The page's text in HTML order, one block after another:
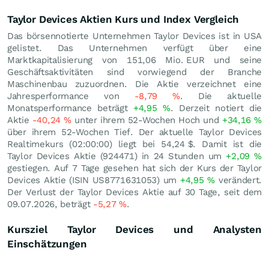
Taylor Devices Aktien Kurs und Index Vergleich
Das börsennotierte Unternehmen Taylor Devices ist in USA
gelistet. Das Unternehmen verfügt über eine
Marktkapitalisierung von 151,06 Mio. EUR und seine
Geschäftsaktivitäten sind vorwiegend der Branche
Maschinenbau zuzuordnen. Die Aktie verzeichnet eine
Jahresperformance von -8,79%. Die aktuelle
Monatsperformance beträgt +4,95%. Derzeit notiert die
Aktie -40,24%unter ihrem 52-Wochen Hoch und +34,16%
über ihrem 52-Wochen Tief. Der aktuelle Taylor Devices
Realtimekurs (02:00:00) liegt bei 54,24 $. Damit ist die
Taylor Devices Aktie (924471) in 24 Stunden um +2,09%
gestiegen. Auf 7 Tage gesehen hat sich der Kurs der Taylor
Devices Aktie (ISIN US8771631053) um +4,95% verändert.
Der Verlust der Taylor Devices Aktie auf 30 Tage, seit dem
09.07.2026, beträgt -5,27%.
Kursziel Taylor Devices und Analysten
Einschätzungen